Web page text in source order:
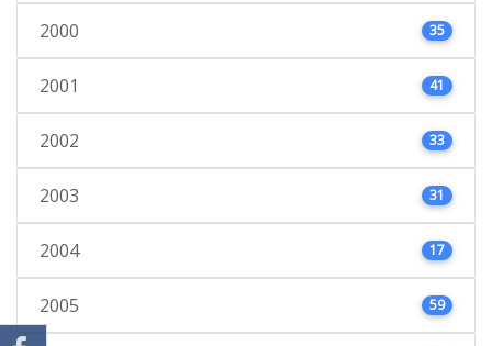
2000 35
2001 41
2002 33
2003 31
2004 17
2005 59